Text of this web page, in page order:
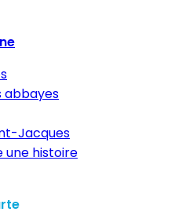
abbayes
Jacques
une histoire